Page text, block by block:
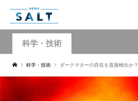
科学・技術
科学・技術 ダークマターの存在を直接検出か？